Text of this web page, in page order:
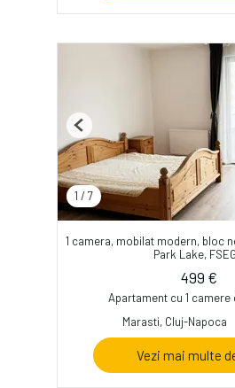
1 / 7
Previous
1 camera, mobilat modern, bloc
Park Lake,
499 €
Apartament cu 1 camere
Marasti, Cluj-Napoca
Vezi mai multe